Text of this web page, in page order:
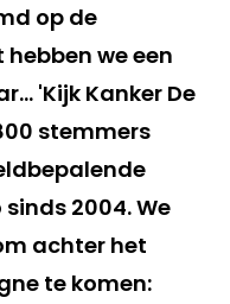
op de
we een
'Kijk Kanker De
stemmers
2004. We
achter het
te komen: